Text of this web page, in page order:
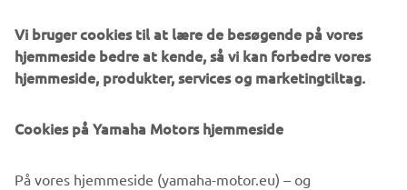
which also entitles owners to a place on the 2017 Yamaha
Racing Experience.
Over the last 2 years the Yamaha line up has seen the
that have really caught the imagination of today's riders,
new colours.
Vi bruger cookies til at lære de besøgende på vores
hjemmeside bedre at kende, så vi kan forbedre vores
hjemmeside, produkter, services og marketingtiltag.
Cookies på Yamaha Motors hjemmeside
På vores hjemmeside (yamaha-motor.eu) – og